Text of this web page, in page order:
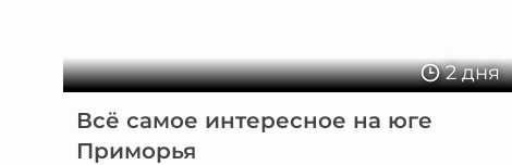
2 дня
Всё самое интересное на юге
Приморья